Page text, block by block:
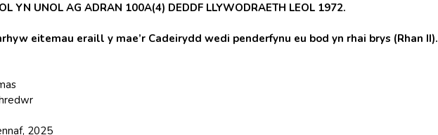
YN UNOL AG ADRAN 100A(4) DEDDF LLYWODRAETH LEOL 1972.
eitemau eraill y mae’r Cadeirydd wedi penderfynu eu bod yn rhai brys (Rhan II).
2025